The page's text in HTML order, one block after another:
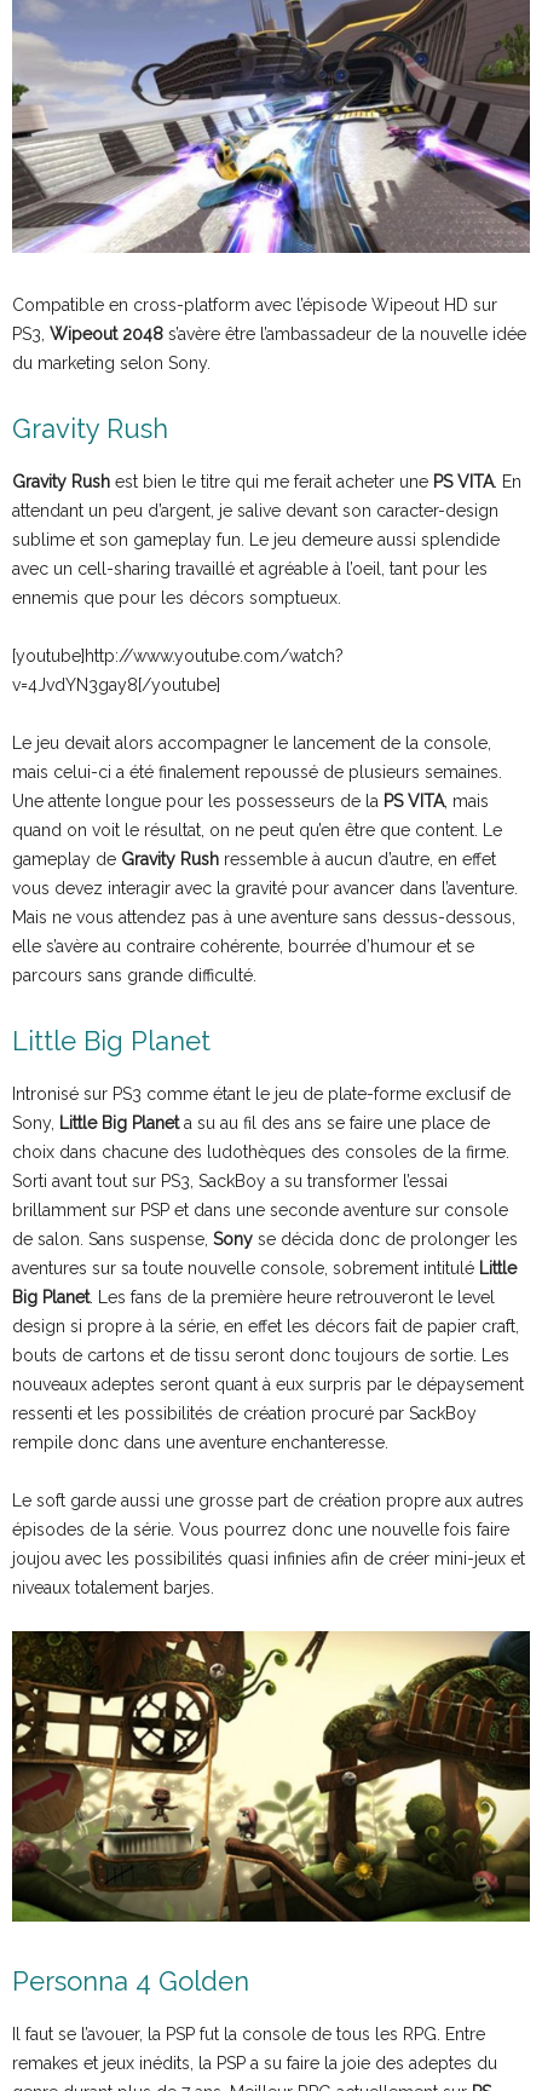
Compatible en cross-platform avec l’épisode Wipeout HD sur
PS3, Wipeout 2048 s’avère être l’ambassadeur de la nouvelle idée
du marketing selon Sony.
Gravity Rush
Gravity Rush est bien le titre qui me ferait acheter une PS VITA. En
attendant un peu d’argent, je salive devant son caracter-design
sublime et son gameplay fun. Le jeu demeure aussi splendide
avec un cell-sharing travaillé et agréable à l’oeil, tant pour les
ennemis que pour les décors somptueux.
[youtube]http://www.youtube.com/watch?
v=4JvdYN3gay8[/youtube]
Le jeu devait alors accompagner le lancement de la console,
mais celui-ci a été finalement repoussé de plusieurs semaines.
Une attente longue pour les possesseurs de la PS VITA, mais
quand on voit le résultat, on ne peut qu’en être que content. Le
gameplay de Gravity Rush ressemble à aucun d’autre, en effet
vous devez interagir avec la gravité pour avancer dans l’aventure.
Mais ne vous attendez pas à une aventure sans dessus-dessous,
elle s’avère au contraire cohérente, bourrée d’humour et se
parcours sans grande difficulté.
Little Big Planet
Intronisé sur PS3 comme étant le jeu de plate-forme exclusif de
Sony, Little Big Planeta su au fil des ans se faire une place de
choix dans chacune des ludothèques des consoles de la firme.
Sorti avant tout sur PS3, SackBoy a su transformer l’essai
brillamment sur PSP et dans une seconde aventure sur console
de salon. Sans suspense, Sony se décida donc de prolonger les
aventures sur sa toute nouvelle console, sobrement intitulé Little
Big Planet. Les fans de la première heure retrouveront le level
design si propre à la série, en effet les décors fait de papier craft,
bouts de cartons et de tissu seront donc toujours de sortie. Les
nouveaux adeptes seront quant à eux surpris par le dépaysement
ressenti et les possibilités de création procuré par SackBoy
rempile donc dans une aventure enchanteresse.
Le soft garde aussi une grosse part de création propre aux autres
épisodes de la série. Vous pourrez donc une nouvelle fois faire
joujou avec les possibilités quasi infinies afin de créer mini-jeux et
niveaux totalement barjes.
Personna 4 Golden
Il faut se l’avouer, la PSP fut la console de tous les RPG. Entre
remakes et jeux inédits, la PSP a su faire la joie des adeptes du